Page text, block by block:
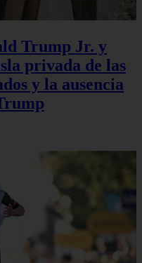
Trump Jr. y
privada de las
y la ausencia